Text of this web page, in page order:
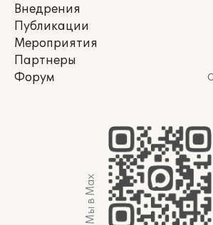
Внедрения
Публикации
Мероприятия
Партнеры
Форум
Мы в Max